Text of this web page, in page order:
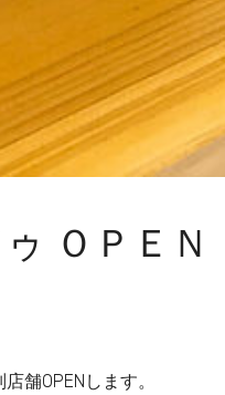
ＯＰＥＮ
舗OPENします。